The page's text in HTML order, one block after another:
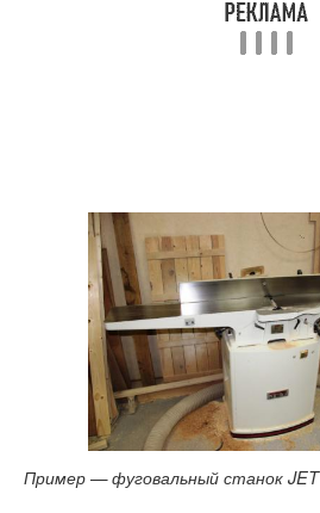
Пример — фуговальный станок JET